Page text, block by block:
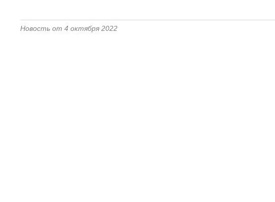
Новость от 4 октября 2022